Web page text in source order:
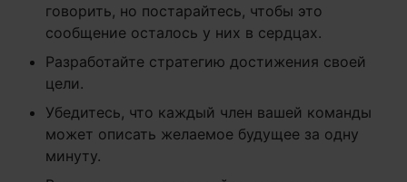
говорить, но постарайтесь, чтобы это
сообщение осталось у них в сердцах.
Разработайте стратегию достижения своей
цели.
Убедитесь, что каждый член вашей команды
может описать желаемое будущее за одну
минуту.